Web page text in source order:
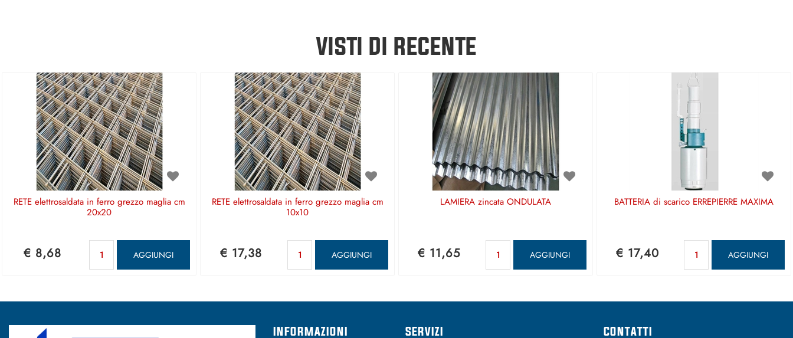
VISTI DI RECENTE
RETE elettrosaldata in ferro grezzo maglia cm
20x20
€ 8,68 AGGIUNGI
RETE elettrosaldata in ferro grezzo maglia cm
10x10
€ 17,38 AGGIUNGI
LAMIERA zincata ONDULATA
€ 11,65 AGGIUNGI
BATTERIA di scarico ERREPIERRE MAXIMA
€ 17,40 AGGIUNGI
INFORMAZIONI SERVIZI CONTATTI